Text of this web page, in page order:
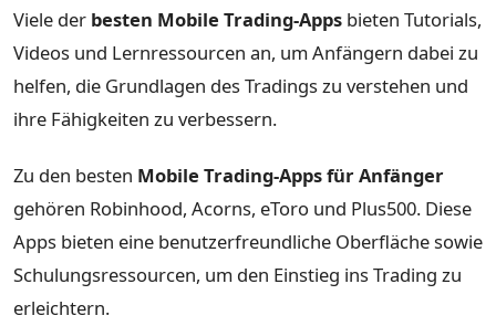
Viele der besten Mobile Trading-Apps bieten Tutorials,
Videos und Lernressourcen an, um Anfängern dabei zu
helfen, die Grundlagen des Tradings zu verstehen und
ihre Fähigkeiten zu verbessern.
Zu den besten Mobile Trading-Apps für Anfänger
gehören Robinhood, Acorns, eToro und Plus500. Diese
Apps bieten eine benutzerfreundliche Oberfläche sowie
Schulungsressourcen, um den Einstieg ins Trading zu
erleichtern.